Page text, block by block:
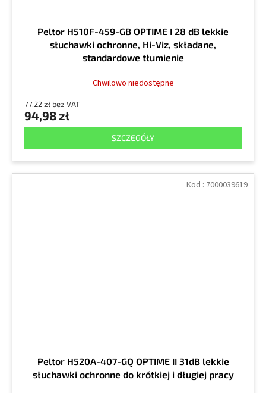
Peltor H510F-459-GB OPTIME I 28 dB lekkie
słuchawki ochronne, Hi-Viz, składane,
standardowe tłumienie
Chwilowo niedostępne
77,22 zł bez VAT
94,98 zł
SZCZEGÓŁY
Peltor H520A-407-GQ OPTIME II 31dB lekkie
słuchawki ochronne do krótkiej i długiej pracy
Kod : 7000039619